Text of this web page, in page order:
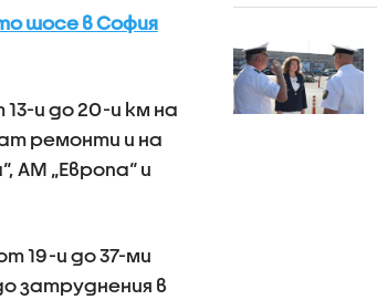
шосе в София
и до 20-и км на
ремонти и на
АМ „Европа“ и
19-и до 37-ми
затруднения в